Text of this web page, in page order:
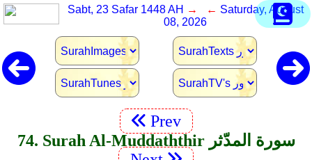
Sabt, 23 Safar 1448 AH → ← Saturday, August
08, 2026
Prev
74. Surah Al-Muddaththir سورة المدّثر